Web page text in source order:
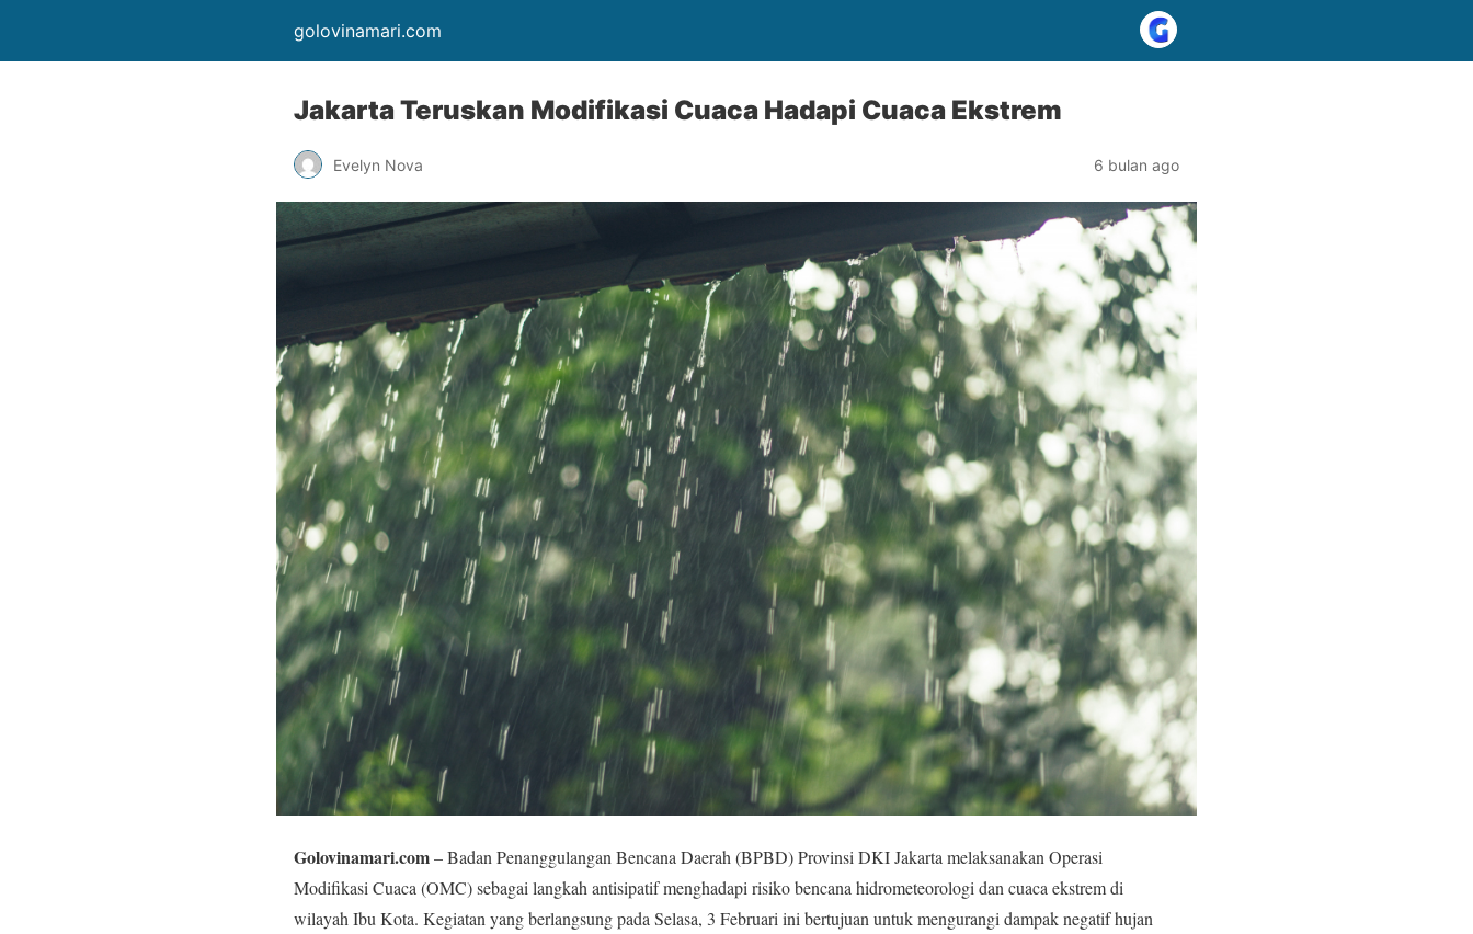
golovinamari.com
Jakarta Teruskan Modifikasi Cuaca Hadapi Cuaca Ekstrem
Evelyn Nova 6 bulan ago
Golovinamari.com– Badan Penanggulangan Bencana Daerah (BPBD) Provinsi DKI Jakarta melaksanakan Operasi
Modifikasi Cuaca (OMC) sebagai langkah antisipatif menghadapi risiko bencana hidrometeorologi dan cuaca ekstrem di
wilayah Ibu Kota. Kegiatan yang berlangsung pada Selasa, 3 Februari ini bertujuan untuk mengurangi dampak negatif hujan